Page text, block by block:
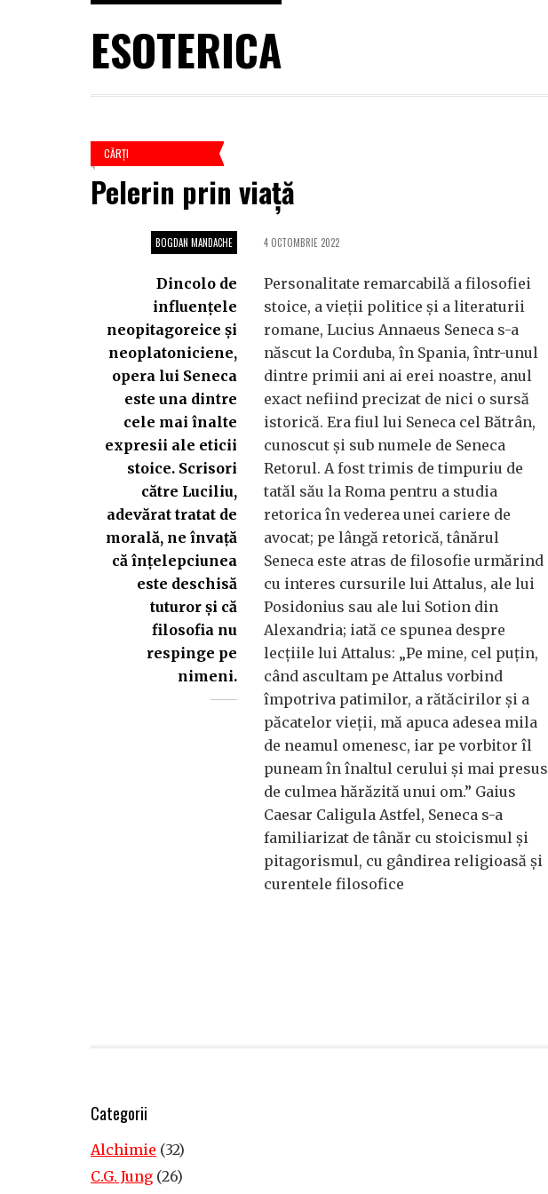
ESOTERICA
CĂRŢI
Pelerin prin viață
BOGDAN MANDACHE
Dincolo de
influențele
neopitagoreice și
neoplatoniciene,
opera lui Seneca
este una dintre
cele mai înalte
expresii ale eticii
stoice. Scrisori
către Luciliu,
adevărat tratat de
morală, ne învață
că înțelepciunea
este deschisă
tuturor și că
filosofia nu
respinge pe
nimeni.
4 OCTOMBRIE 2022
Personalitate remarcabilă a filosofiei
stoice, a vieții politice și a literaturii
romane, Lucius Annaeus Seneca s-a
născut la Corduba, în Spania, într-unul
dintre primii ani ai erei noastre, anul
exact nefiind precizat de nici o sursă
istorică. Era fiul lui Seneca cel Bătrân,
cunoscut și sub numele de Seneca
Retorul. A fost trimis de timpuriu de
tatăl său la Roma pentru a studia
retorica în vederea unei cariere de
avocat; pe lângă retorică, tânărul
Seneca este atras de filosofie urmărind
cu interes cursurile lui Attalus, ale lui
Posidonius sau ale lui Sotion din
Alexandria; iată ce spunea despre
lecțiile lui Attalus: „Pe mine, cel puțin,
când ascultam pe Attalus vorbind
împotriva patimilor, a rătăcirilor și a
păcatelor vieții, mă apuca adesea mila
de neamul omenesc, iar pe vorbitor îl
puneam în înaltul cerului și mai presus
de culmea hărăzită unui om.” Gaius
Caesar Caligula Astfel, Seneca s-a
familiarizat de tânăr cu stoicismul și
pitagorismul, cu gândirea religioasă și
curentele filosofice
Categorii
Alchimie (32)
C.G. Jung (26)